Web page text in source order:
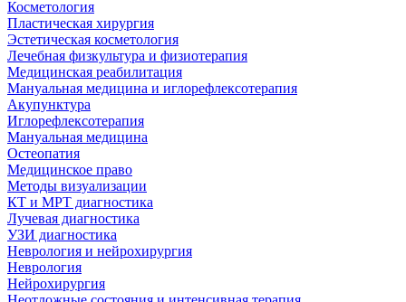
Косметология
Пластическая хирургия
Эстетическая косметология
Лечебная физкультура и физиотерапия
Медицинская реабилитация
Мануальная медицина и иглорефлексотерапия
Акупунктура
Иглорефлексотерапия
Мануальная медицина
Остеопатия
Медицинское право
Методы визуализации
КТ и МРТ диагностика
Лучевая диагностика
УЗИ диагностика
Неврология и нейрохирургия
Неврология
Нейрохирургия